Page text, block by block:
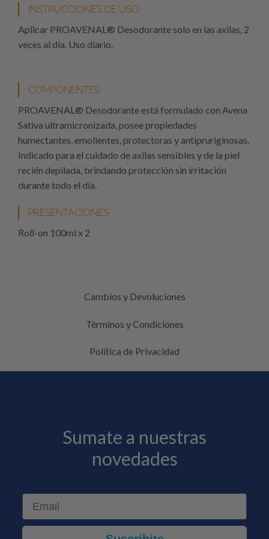
INSTRUCCIONES DE USO
Aplicar PROAVENAL® Desodorante solo en las axilas, 2
veces al día. Uso diario.
COMPONENTES
PROAVENAL® Desodorante está formulado con Avena
Sativa ultramicronizada, posee propiedades
humectantes, emolientes, protectoras y antipruriginosas.
Indicado para el cuidado de axilas sensibles y de la piel
recién depilada, brindando protección sin irritación
durante todo el día.
PRESENTACIONES
Roll-on 100ml x 2
Cambios y Devoluciones
Términos y Condiciones
Política de Privacidad
Sumate a nuestras
novedades
Email